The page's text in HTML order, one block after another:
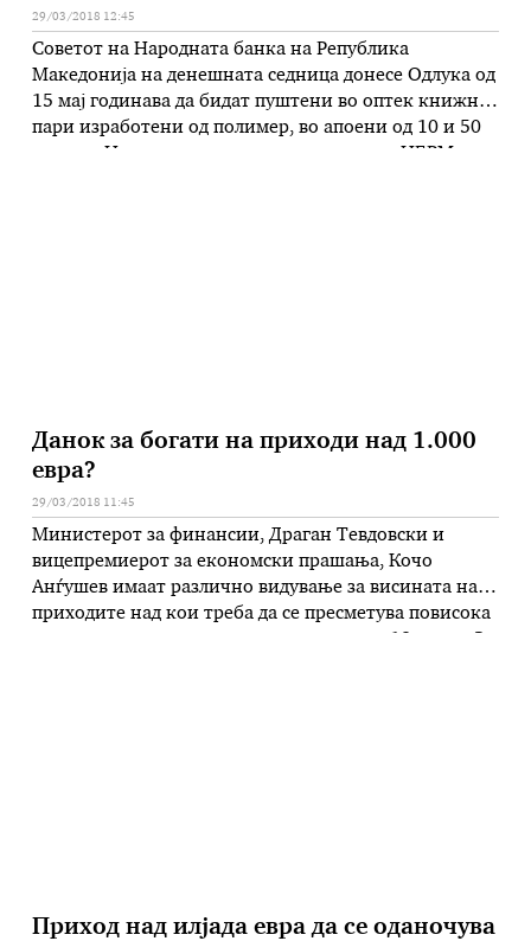
29/03/2018 12:45
Советот на Народната банка на Република
Македонија на денешната седница донесе Одлука од
15 мај годинава да бидат пуштени во оптек книжни
пари изработени од полимер, во апоени од 10 и 50
Данок за богати на приходи над 1.000
евра?
29/03/2018 11:45
Министерот за финансии, Драган Тевдовски и
вицепремиерот за економски прашања, Кочо
Анѓушев имаат различно видување за висината на
приходите над кои треба да се пресметува повисока
Приход над илјада евра да се оданочува